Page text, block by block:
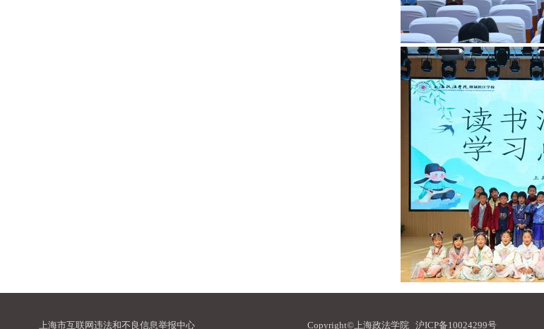
上海市互联网违法和不良信息举报中心 Copyright©上海政法学院 沪ICP备10024299号